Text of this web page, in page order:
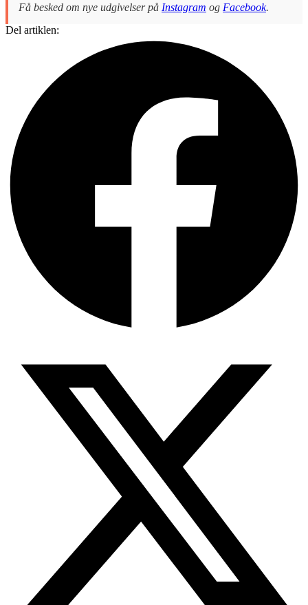
Få besked om nye udgivelser på Instagram og Facebook.
Del artiklen: